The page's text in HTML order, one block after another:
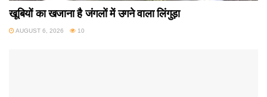
खूबियों का खजाना है जंगलों में उगने वाला लिंगुड़ा
AUGUST 6, 2026 10